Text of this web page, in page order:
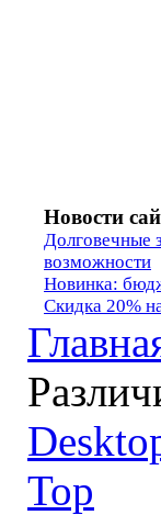
Новости
Долговечные
возможности
Новинка:
Скидка 20%
Top